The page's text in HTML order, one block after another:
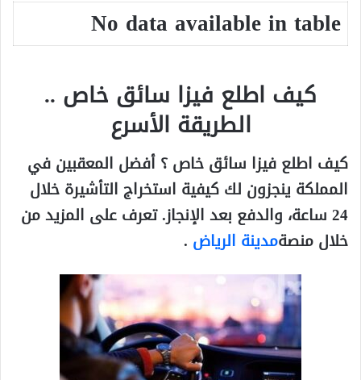
No data available in table
كيف اطلع فيزا سائق خاص ..
الطريقة الأسرع
كيف اطلع فيزا سائق خاص ؟ أفضل المعقبين في
المملكة ينجزون لك كيفية استخراج التأشيرة خلال
24 ساعة، والدفع بعد الإنجاز.
تعرف على المزيد من
خلال منصةمدينة الرياض .